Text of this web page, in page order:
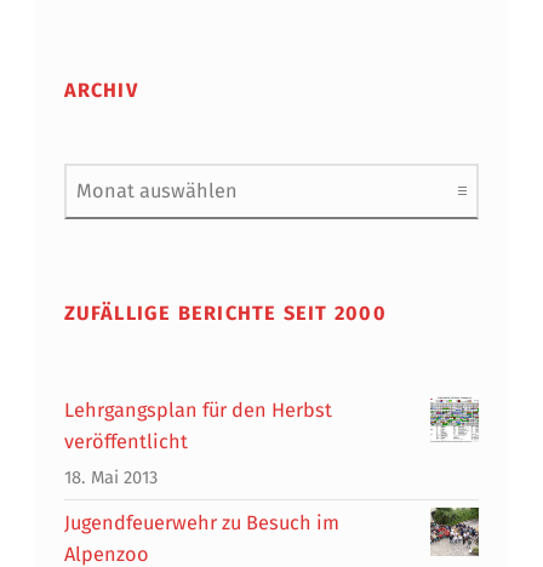
ARCHIV
Archiv
ZUFÄLLIGE BERICHTE SEIT 2000
Lehrgangsplan für den Herbst
veröffentlicht
18. Mai 2013
Jugendfeuerwehr zu Besuch im
Alpenzoo